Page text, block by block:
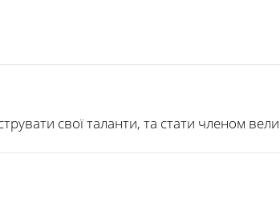
свої таланти, та стати членом